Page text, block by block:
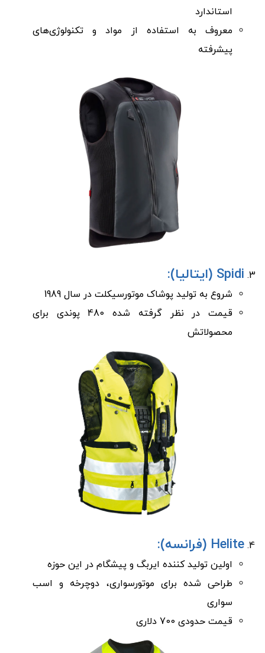
استاندارد
معروف به استفاده از مواد و تکنولوژی‌های
پیشرفته
Spidi (ایتالیا):
شروع به تولید پوشاک موتورسیکلت در سال 1989
قیمت در نظر گرفته شده 480 پوندی برای
محصولاتش
Helite (فرانسه):
اولین تولید کننده ایربگ و پیشگام در این حوزه
طراحی شده برای موتورسواری، دوچرخه و اسب
سواری
قیمت حدودی 700 دلاری